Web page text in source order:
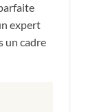
expert
un cadre